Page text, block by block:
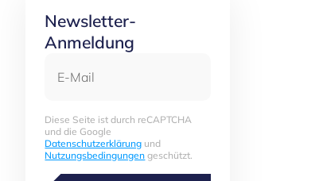
Newsletter-
Anmeldung
Diese Seite ist durch reCAPTCHA
und die Google
Datenschutzerklärung und
Nutzungsbedingungen geschützt.